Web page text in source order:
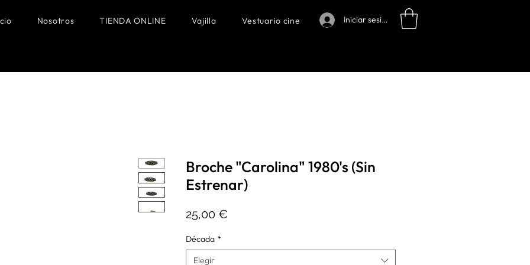
Nosotros TIENDA ONLINE Vajilla Vestuario cine Iniciar sesión
Broche "Carolina" 1980's (Sin
Estrenar)
25,00 €
Década *
Elegir